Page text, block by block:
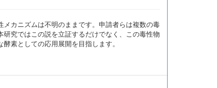
カニズムは不明のままです。申請者らは複数の毒
究ではこの説を立証するだけでなく、この毒性物
素としての応用展開を目指します。